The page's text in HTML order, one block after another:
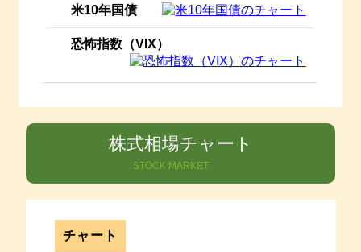
株式相場チャート
STOCK MARKET
チャート